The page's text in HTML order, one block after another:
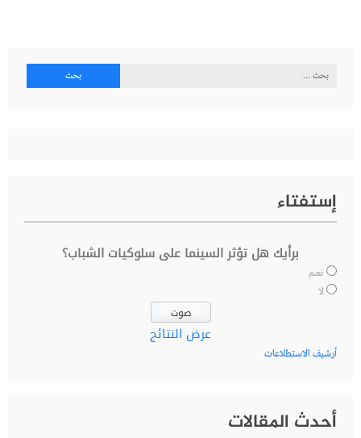
البحث
إستفتاء
برأيك هل تؤثر السينما على سلوكيات الشباب؟
نعم
لا
عرض النتائج
أرشيف الاستطلاعات
أحدث المقالات